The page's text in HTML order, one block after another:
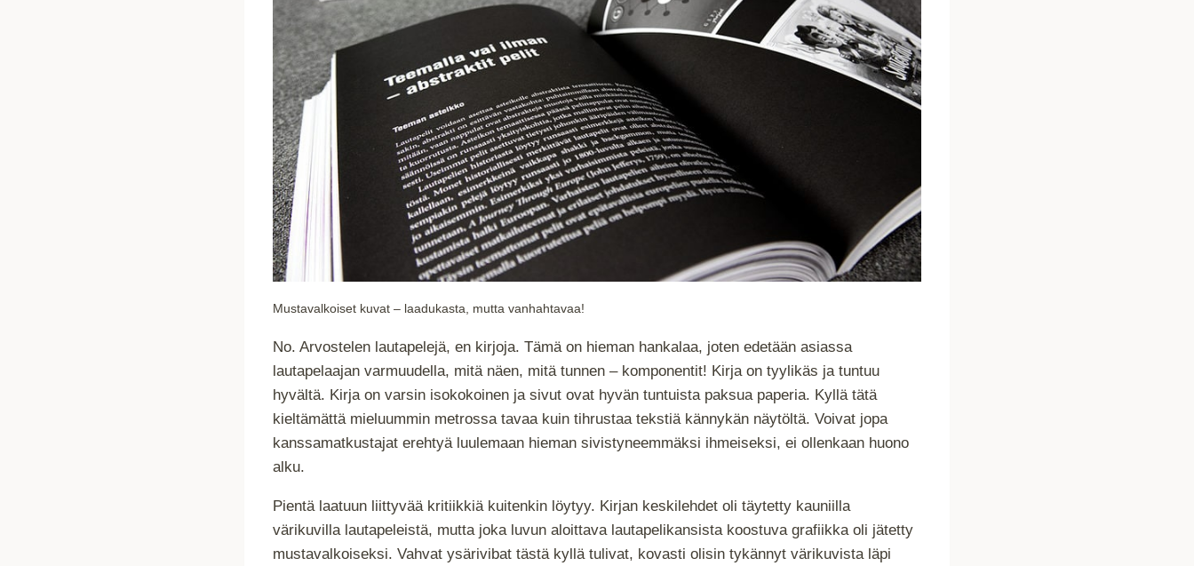
Mustavalkoiset kuvat – laadukasta, mutta vanhahtavaa!
No. Arvostelen lautapelejä, en kirjoja. Tämä on hieman hankalaa, joten edetään asiassa
lautapelaajan varmuudella, mitä näen, mitä tunnen – komponentit! Kirja on tyylikäs ja tuntuu
hyvältä. Kirja on varsin isokokoinen ja sivut ovat hyvän tuntuista paksua paperia. Kyllä tätä
kieltämättä mieluummin metrossa tavaa kuin tihrustaa tekstiä kännykän näytöltä. Voivat jopa
kanssamatkustajat erehtyä luulemaan hieman sivistyneemmäksi ihmeiseksi, ei ollenkaan huono
alku.
Pientä laatuun liittyvää kritiikkiä kuitenkin löytyy. Kirjan keskilehdet oli täytetty kauniilla
värikuvilla lautapeleistä, mutta joka luvun aloittava lautapelikansista koostuva grafiikka oli jätetty
mustavalkoiseksi. Vahvat ysärivibat tästä kyllä tulivat, kovasti olisin tykännyt värikuvista läpi